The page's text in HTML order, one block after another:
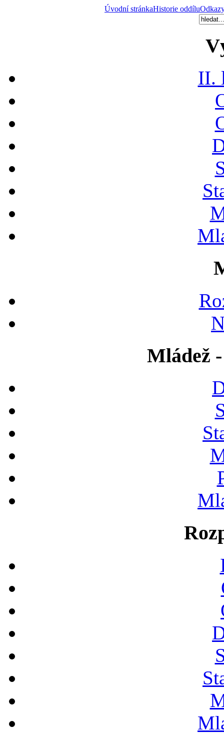
Úvodní stránkaHistorie oddílu
II.
Mládež